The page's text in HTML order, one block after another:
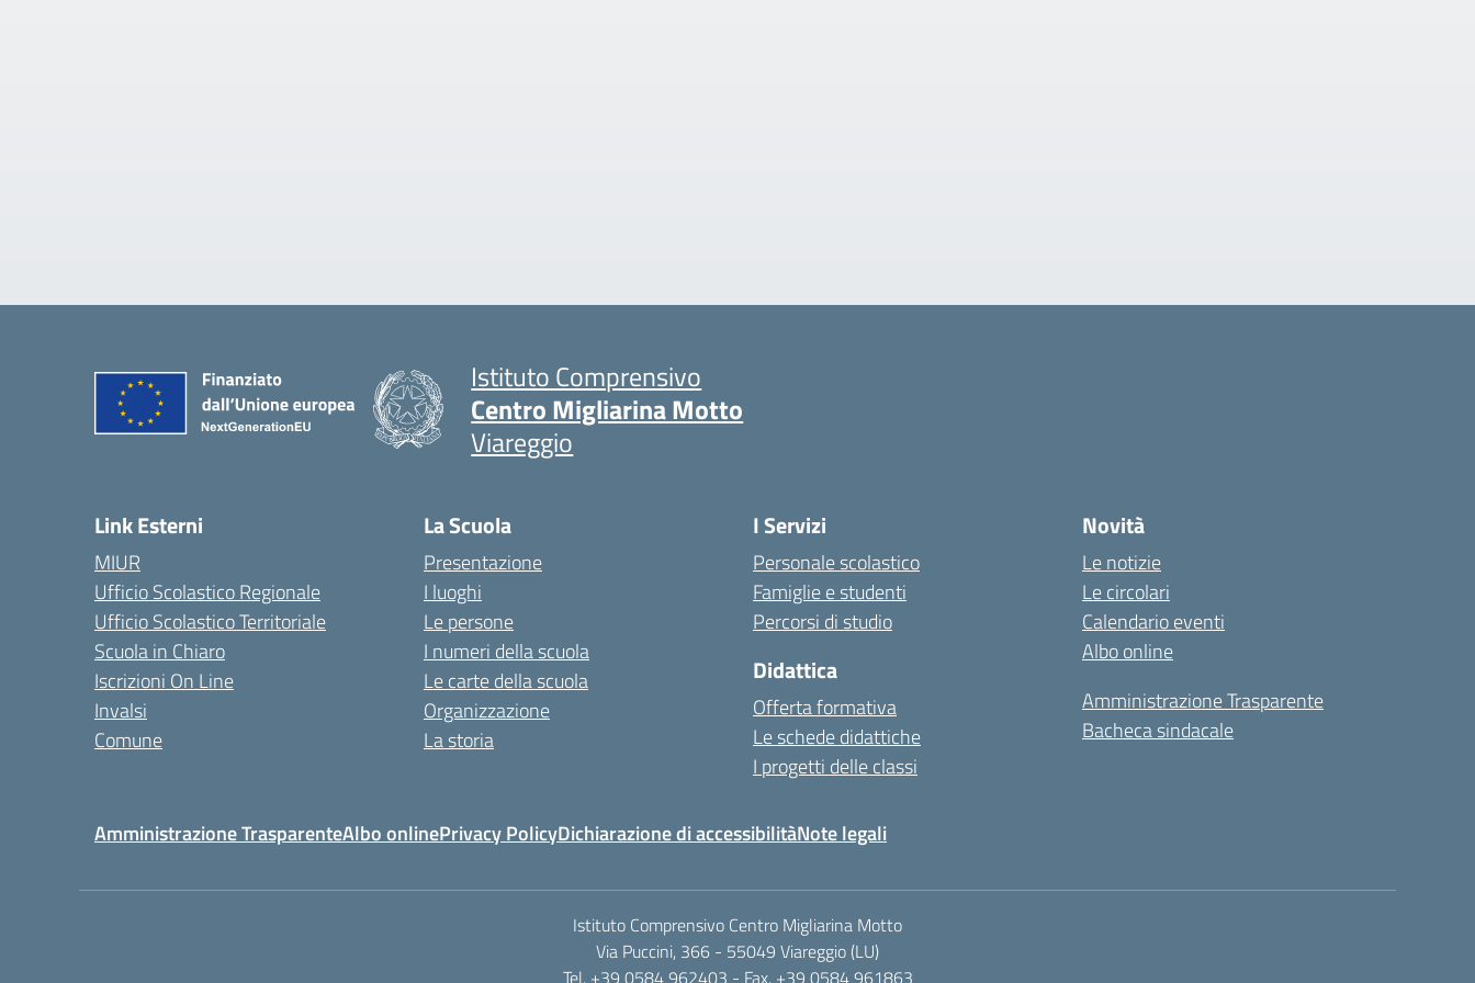
Istituto Comprensivo
Centro Migliarina Motto
Viareggio
Link Esterni
MIUR
Ufficio Scolastico Regionale
Ufficio Scolastico Territoriale
Scuola in Chiaro
Iscrizioni On Line
Invalsi
Comune
La Scuola
Presentazione
I luoghi
Le persone
I numeri della scuola
Le carte della scuola
Organizzazione
La storia
I Servizi
Personale scolastico
Famiglie e studenti
Percorsi di studio
Didattica
Offerta formativa
Le schede didattiche
I progetti delle classi
Novità
Le notizie
Le circolari
Calendario eventi
Albo online
Amministrazione Trasparente
Bacheca sindacale
Amministrazione TrasparenteAlbo onlinePrivacy PolicyDichiarazione di accessibilitàNote legali
Istituto Comprensivo Centro Migliarina Motto
Via Puccini, 366 - 55049 Viareggio (LU)
Tel. +39 0584 962403 - Fax. +39 0584 961863